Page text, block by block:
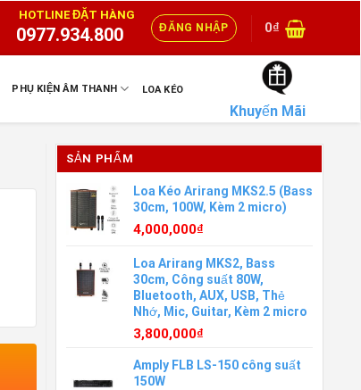
HOTLINE ĐẶT HÀNG
0977.934.800 ĐĂNG NHẬP 0₫
PHỤ KIỆN ÂM THANH LOA KÉO
Khuyến Mãi
SẢN PHẨM
Loa Kéo Arirang MKS2.5 (Bass
30cm, 100W, Kèm 2 micro)
4,000,000₫
Loa Arirang MKS2, Bass
30cm, Công suất 80W,
Bluetooth, AUX, USB, Thẻ
Nhớ, Mic, Guitar, Kèm 2 micro
3,800,000₫
Amply FLB LS-150 công suất
150W